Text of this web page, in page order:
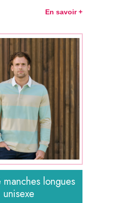
En savoir +
manches longues
unisexe